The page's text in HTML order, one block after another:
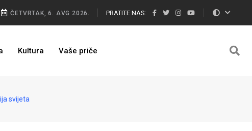
ČETVRTAK, 6. AVG 2026. PRATITE NAS:
Kultura Vaše priče
svijeta